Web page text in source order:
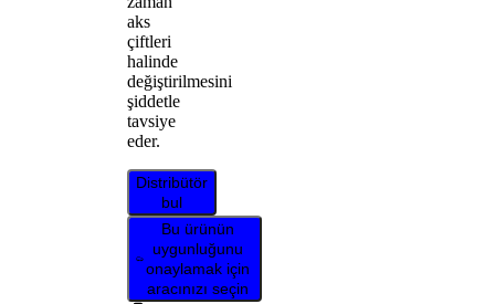
aks
çiftleri
halinde
değiştirilmesini
şiddetle
tavsiye
eder.
Distribütör
bul
Bu ürünün
uygunluğunu
onaylamak için
aracınızı seçin